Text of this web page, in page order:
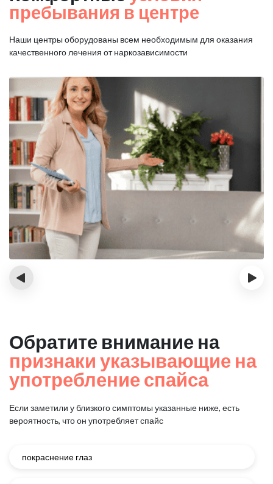
пребывания в центре
Наши центры оборудованы всем необходимым для оказания
качественного лечения от наркозависимости
‹ ›
Обратите внимание на
признаки указывающие на
употребление спайса
Если заметили у близкого симптомы указанные ниже, есть
вероятность, что он употребляет спайс
покраснение глаз